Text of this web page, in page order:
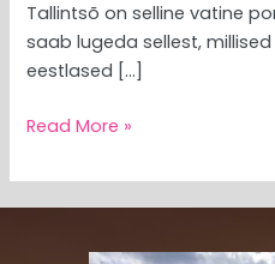
Tallintsõ on selline vatine
saab lugeda sellest,
eestlased […]
Read More »